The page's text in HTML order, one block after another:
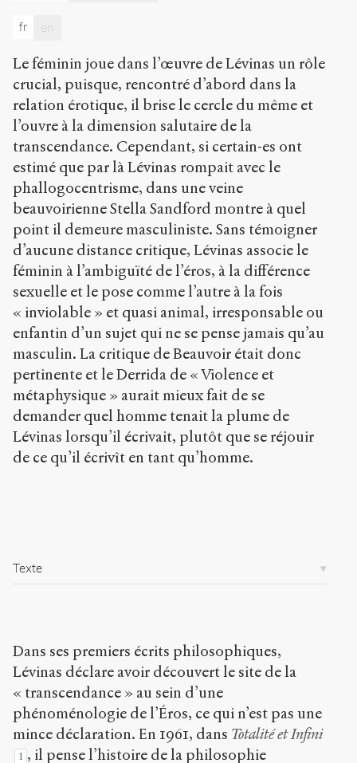
tant
Lévinas
et
la
phénoménologie
l'Éros.
2009.
Sens
public.
t
t
p
/
/
s
e
n
s
-
p
b
l
i
a
r
l
e
s
/
7
1
2
/
fr en
Le féminin joue dans l’œuvre de Lévinas un rôle
crucial, puisque, rencontré d’abord dans la
relation érotique, il brise le cercle du même et
l’ouvre à la dimension salutaire de la
transcendance. Cependant, si certain-es ont
estimé que par là Lévinas rompait avec le
phallogocentrisme, dans une veine
beauvoirienne Stella Sandford montre à quel
point il demeure masculiniste. Sans témoigner
d’aucune distance critique, Lévinas associe le
féminin à l’ambiguïté de l’éros, à la différence
sexuelle et le pose comme l’autre à la fois
« inviolable » et quasi animal, irresponsable ou
enfantin d’un sujet qui ne se pense jamais qu’au
masculin. La critique de Beauvoir était donc
pertinente et le Derrida de « Violence et
métaphysique » aurait mieux fait de se
demander quel homme tenait la plume de
Lévinas lorsqu’il écrivait, plutôt que se réjouir
de ce qu’il écrivît en tant qu’homme.
Texte
Dans ses premiers écrits philosophiques,
Lévinas déclare avoir découvert le site de la
« transcendance » au sein d’une
phénoménologie de l’Éros, ce qui n’est pas une
mince déclaration. En 1961, dans Totalité et Infini
1 , il pense l’histoire de la philosophie